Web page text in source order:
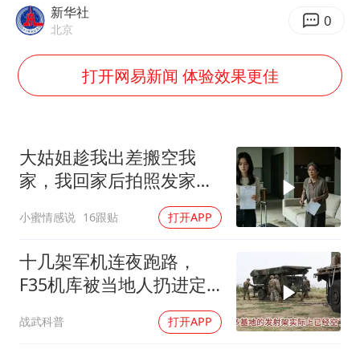
以军士兵把枪口对准中国记者
方桃子代言广告视频已下架
外国游客的“中国游三件套”火了
WTT横滨冠军赛女单四强国乒占三席
谢霆锋演唱会隔空祝王菲生日快乐
构建更高水平的全民健身公共服务体系
新华社
北京 0
打开网易新闻 体验效果更佳
大姑姐趁我出差搬空我
家，我回家后拍照发家族
群里，她看到后崩溃了
小蜜情感说 16跟贴 打开APP
十几架军机连夜跑路，
F35机库被当地人扔进定
位器，美军在中东的老底
让人掀了个干净
战武科普 打开APP